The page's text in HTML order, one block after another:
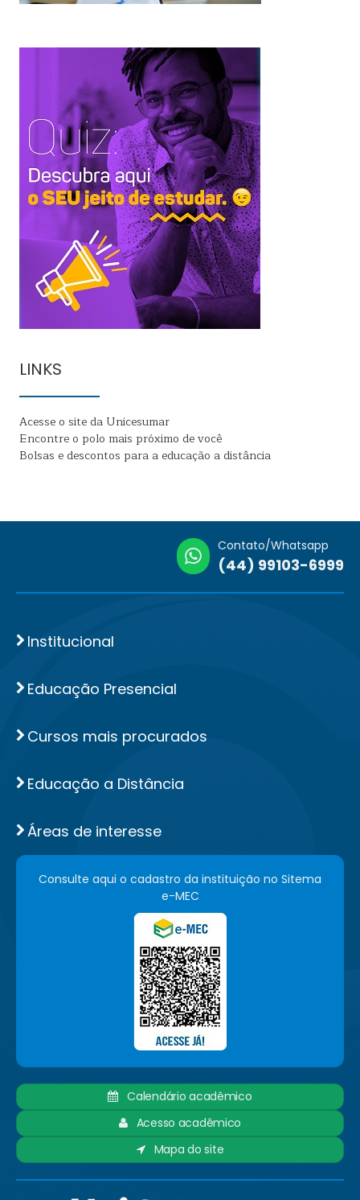
LINKS
Acesse o site da Unicesumar
Encontre o polo mais próximo de você
Bolsas e descontos para a educação a distância
Contato/Whatsapp
(44) 99103-6999
Institucional
Educação Presencial
Cursos mais procurados
Educação a Distância
Áreas de interesse
Consulte aqui o cadastro da instituição no Sitema
e-MEC
Calendário acadêmico
Acesso acadêmico
Mapa do site